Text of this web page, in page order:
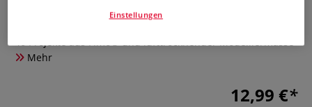
0 Bewertungen
46 Projekte aus Fimo® und lufttrocknender Modelliermasse
Mehr
12,99 €
Einstellungen